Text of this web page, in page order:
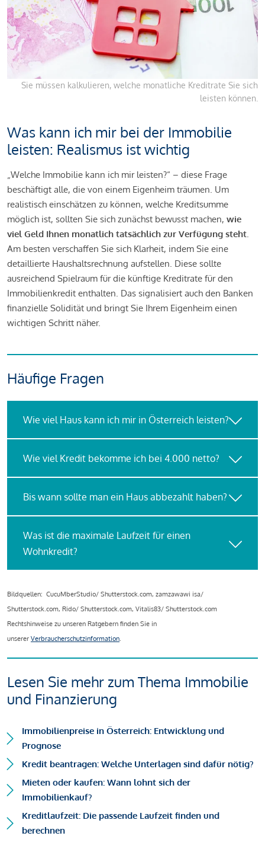
Sie müssen kalkulieren, welche monatliche Kreditrate Sie sich
leisten können.
Was kann ich mir bei der Immobilie
leisten: Realismus ist wichtig
„Welche Immobilie kann ich mir leisten?“ – diese Frage
beschäftigt alle, die von einem Eigenheim träumen. Um
realistisch einschätzen zu können, welche Kreditsumme
möglich ist, sollten Sie sich zunächst bewusst machen, wie
viel Geld Ihnen monatlich tatsächlich zur Verfügung steht.
Am besten verschaffen Sie sich Klarheit, indem Sie eine
detaillierte Haushaltsrechnung aufstellen. Diese sollte
ausreichend Spielraum für die künftige Kreditrate für den
Immobilienkredit enthalten. Das signalisiert auch den Banken
finanzielle Solidität und bringt Sie Ihrem Eigenheim einen
wichtigen Schritt näher.
Häufige Fragen
Wie viel Haus kann ich mir in Österreich leisten?
Wie viel Kredit bekomme ich bei 4.000 netto?
Bis wann sollte man ein Haus abbezahlt haben?
Was ist die maximale Laufzeit für einen
Wohnkredit?
Bildquellen: CucuMberStudio/ Shutterstock.com, zamzawawi isa/
Shutterstock.com, Rido/ Shutterstock.com, Vitalis83/ Shutterstock.com
Rechtshinweise zu unseren Ratgebern finden Sie in
unserer Verbraucherschutzinformation.
Lesen Sie mehr zum Thema Immobilie
und Finanzierung
Immobilienpreise in Österreich: Entwicklung und
Prognose
Kredit beantragen: Welche Unterlagen sind dafür nötig?
Mieten oder kaufen: Wann lohnt sich der
Immobilienkauf?
Kreditlaufzeit: Die passende Laufzeit finden und
berechnen